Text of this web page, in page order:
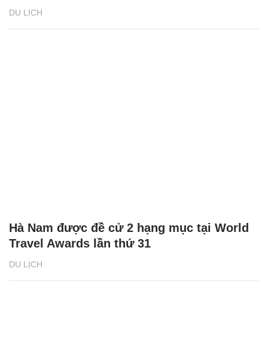
DU LỊCH
DU LỊCH
Hà Nam được đề cử 2 hạng mục tại World
Travel Awards lần thứ 31